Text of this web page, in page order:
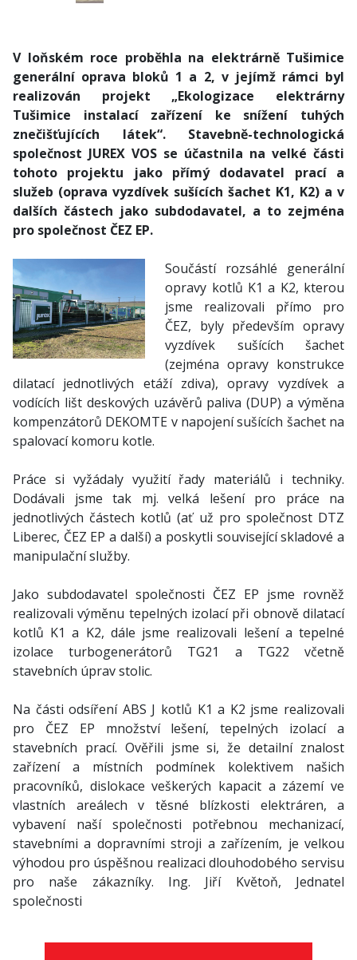
V loňském roce proběhla na elektrárně Tušimice
generální oprava bloků 1 a 2, v jejímž rámci byl
realizován projekt „Ekologizace elektrárny
Tušimice instalací zařízení ke snížení tuhých
znečišťujících látek“. Stavebně-technologická
společnost JUREX VOS se účastnila na velké části
tohoto projektu jako přímý dodavatel prací a
služeb (oprava vyzdívek sušících šachet K1, K2) a v
dalších částech jako subdodavatel, a to zejména
pro společnost ČEZ EP.
Součástí rozsáhlé generální
opravy kotlů K1 a K2, kterou
jsme realizovali přímo pro
ČEZ, byly především opravy
vyzdívek sušících šachet
(zejména opravy konstrukce
dilatací jednotlivých etáží zdiva), opravy vyzdívek a
vodících lišt deskových uzávěrů paliva (DUP) a výměna
kompenzátorů DEKOMTE v napojení sušících šachet na
spalovací komoru kotle.
Práce si vyžádaly využití řady materiálů i techniky.
Dodávali jsme tak mj. velká lešení pro práce na
jednotlivých částech kotlů (ať už pro společnost DTZ
Liberec, ČEZ EP a další) a poskytli související skladové a
manipulační služby.
Jako subdodavatel společnosti ČEZ EP jsme rovněž
realizovali výměnu tepelných izolací při obnově dilatací
kotlů K1 a K2, dále jsme realizovali lešení a tepelné
izolace turbogenerátorů TG21 a TG22 včetně
stavebních úprav stolic.
Na části odsíření ABS J kotlů K1 a K2 jsme realizovali
pro ČEZ EP množství lešení, tepelných izolací a
stavebních prací. Ověřili jsme si, že detailní znalost
zařízení a místních podmínek kolektivem našich
pracovníků, dislokace veškerých kapacit a zázemí ve
vlastních areálech v těsné blízkosti elektráren, a
vybavení naší společnosti potřebnou mechanizací,
stavebními a dopravními stroji a zařízením, je velkou
výhodou pro úspěšnou realizaci dlouhodobého servisu
pro naše zákazníky. Ing. Jiří Květoň, Jednatel
společnosti